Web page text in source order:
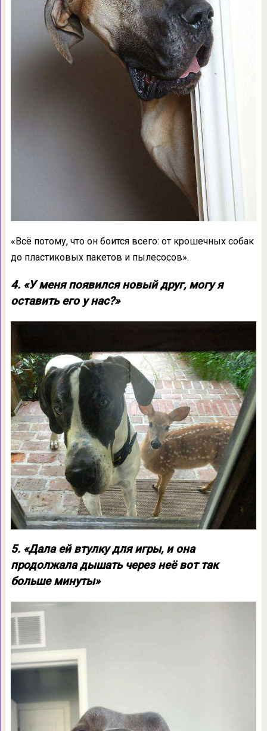
«Всё потому, что он боится всего: от крошечных собак
до пластиковых пакетов и пылесосов».
4. «У меня появился новый друг, могу я
оставить его у нас?»
5. «Дала ей втулку для игры, и она
продолжала дышать через неё вот так
больше минуты»